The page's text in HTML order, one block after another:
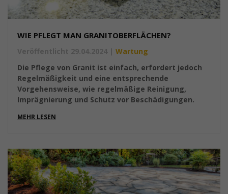
WIE PFLEGT MAN GRANITOBERFLÄCHEN?
Veröffentlicht 29.04.2024 | Wartung
Die Pflege von Granit ist einfach, erfordert jedoch
Regelmäßigkeit und eine entsprechende
Vorgehensweise, wie regelmäßige Reinigung,
Imprägnierung und Schutz vor Beschädigungen.
MEHR LESEN